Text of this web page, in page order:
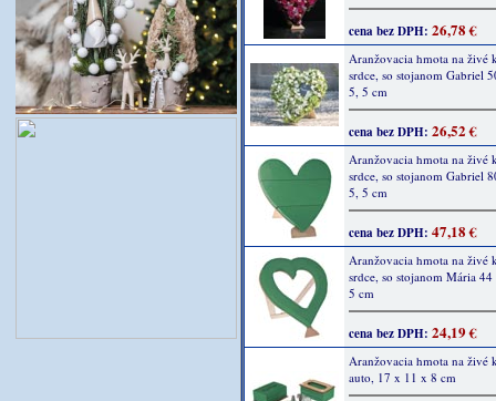
cena bez DPH: 26,78 €
Aranžovacia hmota na živé
srdce, so stojanom Gabriel
5, 5 cm
cena bez DPH: 26,52 €
Aranžovacia hmota na živé
srdce, so stojanom Gabriel
5, 5 cm
cena bez DPH: 47,18 €
Aranžovacia hmota na živé
srdce, so stojanom Mária
5 cm
cena bez DPH: 24,19 €
Aranžovacia hmota na živé
auto, 17 x 11 x 8 cm